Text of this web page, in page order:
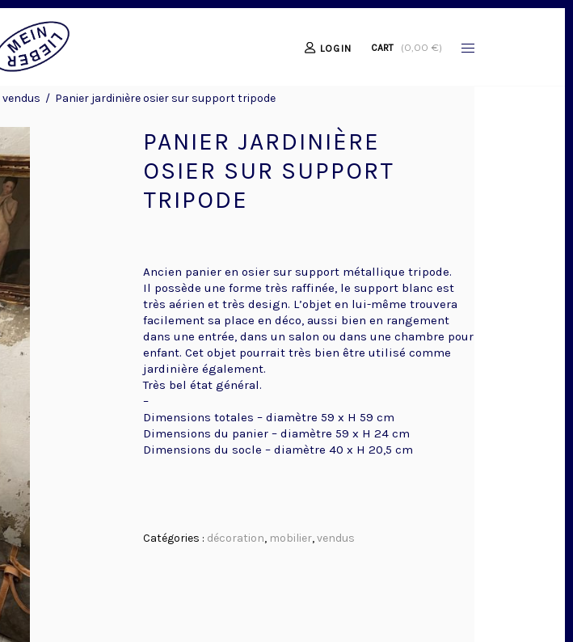
LOGIN CART (0,00 €)
vendus / Panier jardinière osier sur support tripode
PANIER JARDINIÈRE
OSIER SUR SUPPORT
TRIPODE
Ancien panier en osier sur support métallique tripode.
Il possède une forme très raffinée, le support blanc est
très aérien et très design. L’objet en lui-même trouvera
facilement sa place en déco, aussi bien en rangement
dans une entrée, dans un salon ou dans une chambre pour
enfant. Cet objet pourrait très bien être utilisé comme
jardinière également.
Très bel état général.
–
Dimensions totales – diamètre 59 x H 59 cm
Dimensions du panier – diamètre 59 x H 24 cm
Dimensions du socle – diamètre 40 x H 20,5 cm
Catégories : décoration, mobilier,vendus